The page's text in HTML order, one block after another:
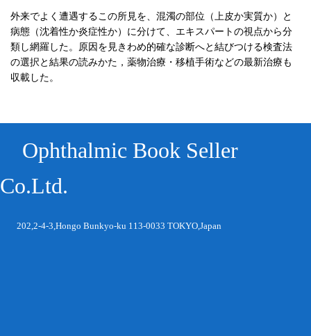
外来でよく遭遇するこの所見を、混濁の部位（上皮か実質か）と
病態（沈着性か炎症性か）に分けて、エキスパートの視点から分
類し網羅した。原因を見きわめ的確な診断へと結びつける検査法
の選択と結果の読みかた，薬物治療・移植手術などの最新治療も
収載した。
Ophthalmic Book Seller
Co.Ltd.
202,2-4-3,Hongo Bunkyo-ku 113-0033 TOKYO,Japan